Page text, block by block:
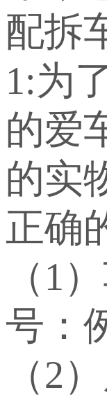
配拆
1:为
的爱
的实
正确
（1
号：
（2